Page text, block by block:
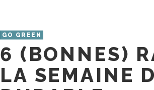
GO GREEN
6 (BONNES)
LA SEMAINE